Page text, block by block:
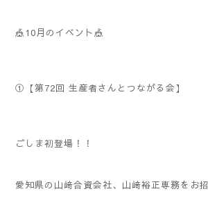
🎪10月のイベント🎪
①【第72回 生産者さんとつながる会】
ごしま初登場！！
愛知県の山﨑合資会社、山﨑裕正専務を